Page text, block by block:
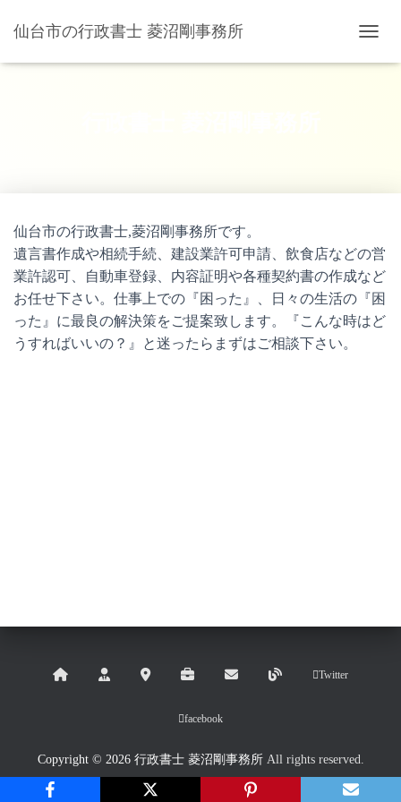
仙台市の行政書士 菱沼剛事務所
仙台市の行政書士,菱沼剛事務所です。
遺言書作成や相続手続、建設業許可申請、飲食店などの営
業許認可、自動車登録、内容証明や各種契約書の作成など
お任せ下さい。仕事上での『困った』、日々の生活の『困
った』に最良の解決策をご提案致します。『こんな時はど
うすればいいの？』と迷ったらまずはご相談下さい。
Twitter
facebook
Copyright © 2026 行政書士 菱沼剛事務所 All rights reserved.